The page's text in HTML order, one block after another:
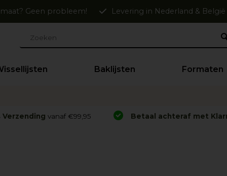
Geen probleem! Levering in Nederland & België
Baklijsten Formaten
Verzending vanaf €99,95 Betaal achteraf met